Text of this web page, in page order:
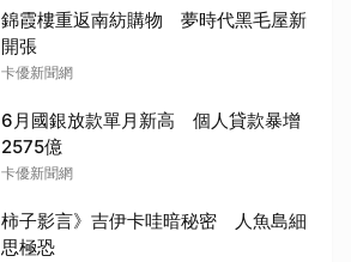
錦霞樓重返南紡購物 夢時代黑毛屋新
開張
卡優新聞網
6月國銀放款單月新高 個人貸款暴增
2575億
卡優新聞網
柿子影言》吉伊卡哇暗秘密 人魚島細
思極恐